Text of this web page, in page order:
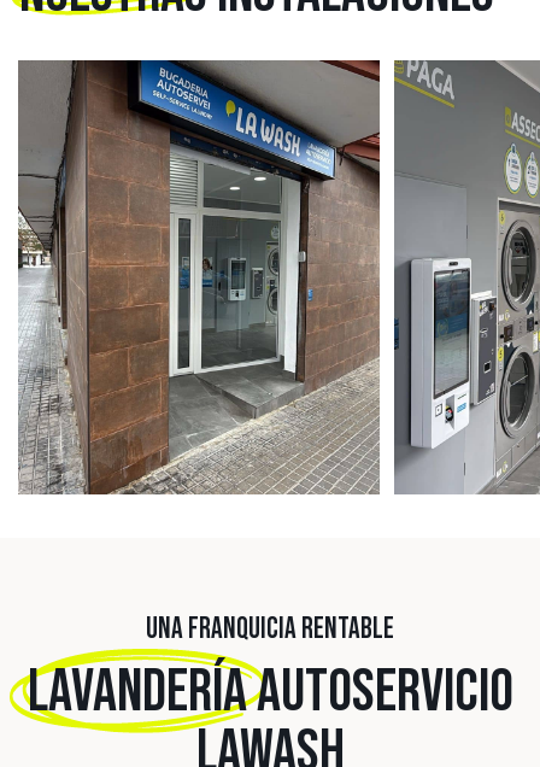
UNA FRANQUICIA RENTABLE
LAVANDERÍAAUTOSERVICIO
LAWASH